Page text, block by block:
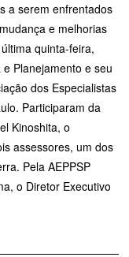
a serem enfrentados
e melhorias
quinta-feira,
Planejamento e seu
dos Especialistas
Participaram da
Kinoshita, o
assessores, um dos
Pela AEPPSP
o Diretor Executivo